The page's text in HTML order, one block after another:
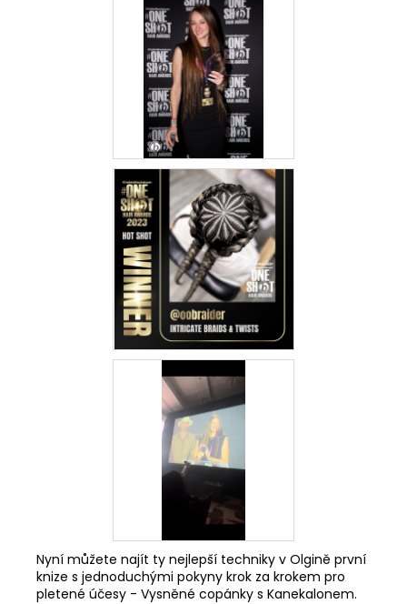
Nyní můžete najít ty nejlepší techniky v Olgině první
knize s jednoduchými pokyny krok za krokem pro
pletené účesy - Vysněné copánky s Kanekalonem.